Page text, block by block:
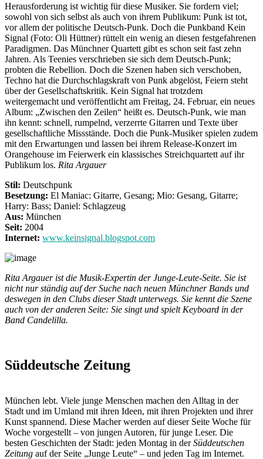
Herausforderung ist wichtig für diese Musiker. Sie fordern viel;
sowohl von sich selbst als auch von ihrem Publikum: Punk ist tot,
vor allem der politische Deutsch-Punk. Doch die Punkband Kein
Signal (Foto: Oli Hüttner) rüttelt ein wenig an diesen festgefahrenen
Paradigmen. Das Münchner Quartett gibt es schon seit fast zehn
Jahren. Als Teenies verschrieben sie sich dem Deutsch-Punk;
probten die Rebellion. Doch die Szenen haben sich verschoben,
Techno hat die Durchschlagskraft von Punk abgelöst, Feiern steht
über der Gesellschaftskritik. Kein Signal hat trotzdem
weitergemacht und veröffentlicht am Freitag, 24. Februar, ein neues
Album: „Zwischen den Zeilen“ heißt es. Deutsch-Punk, wie man
ihn kennt: schnell, rumpelnd, verzerrte Gitarren und Texte über
gesellschaftliche Missstände. Doch die Punk-Musiker spielen zudem
mit den Erwartungen und lassen bei ihrem Release-Konzert im
Orangehouse im Feierwerk ein klassisches Streichquartett auf ihr
Publikum los. Rita Argauer
Stil: Deutschpunk
Besetzung: El Maniac: Gitarre, Gesang; Mio: Gesang, Gitarre;
Harry: Bass; Daniel: Schlagzeug
Aus: München
Seit: 2004
Internet: www.keinsignal.blogspot.com
Rita Argauer ist die Musik-Expertin der Junge-Leute-Seite. Sie ist
nicht nur ständig auf der Suche nach neuen Münchner Bands und
deswegen in den Clubs dieser Stadt unterwegs. Sie kennt die Szene
auch von der anderen Seite: Sie singt und spielt Keyboard in der
Band Candelilla.
Süddeutsche Zeitung
München lebt. Viele junge Menschen machen den Alltag in der
Stadt und im Umland mit ihren Ideen, mit ihren Projekten und ihrer
Kunst spannend. Diese Macher werden auf dieser Seite Woche für
Woche vorgestellt – von jungen Autoren, für junge Leser. Die
besten Geschichten der Stadt: jeden Montag in derSüddeutschen
Zeitung auf der Seite „Junge Leute“ – und jeden Tag im Internet.